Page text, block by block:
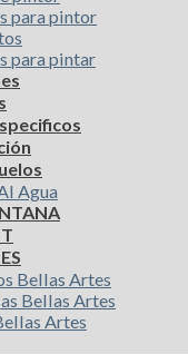
para pintor
para pintar
Agua
Bellas Artes
Bellas Artes
Artes